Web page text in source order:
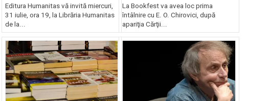
Editura Humanitas vă invită miercuri,
31 iulie, ora 19, la Librăria Humanitas
de la...
La Bookfest va avea loc prima
întâlnire cu E. O. Chirovici, după
apariţia Cărţii...